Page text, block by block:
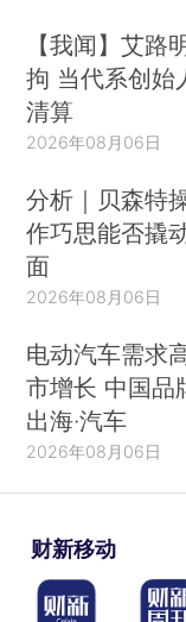
【我闻】艾路
拘 当代系创始
清算
2026年08月06日
分析｜贝森特
作巧思能否撬
面
2026年08月06日
电动汽车需求
市增长 中国品
出海·汽车
2026年08月06日
财新移动